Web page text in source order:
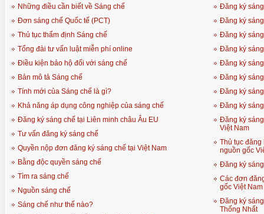
Những điều cần biết về Sáng chế
Đơn sáng chế Quốc tế (PCT)
Thủ tục thẩm định Sáng chế
Tổng đài tư vấn luật miễn phí online
Điều kiện bảo hộ đối với sáng chế
Bản mô tả Sáng chế
Tính mới của Sáng chế là gì?
Khả năng áp dụng công nghiệp của sáng chế
Đăng ký sáng chế tại Liên minh châu Âu EU
Tư vấn đăng ký sáng chế
Quyền nộp đơn đăng ký sáng chế tại Việt Nam
Bằng độc quyền sáng chế
Tìm ra sáng chế
Nguồn sáng chế
Sáng chế như thế nào?
Đăng ký
Đăng ký
Đăng ký
Đăng ký
Đăng ký
Đăng ký
Đăng ký
Đăng ký
Đăng ký
Việt Nam
Thủ tục đăng
nguồn gốc
Đăng ký
Các đơn
gốc Việt
Đăng ký
Thống Nhất